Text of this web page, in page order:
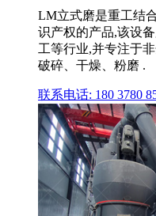
LM立式磨是重工结
识产权的产品,该设
工等行业,并专注于
破碎、干燥、粉磨 .
联系电话: 180 3780